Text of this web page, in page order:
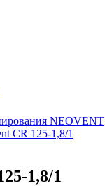
NEOVENT
CR 125-1,8/1
1,8/1